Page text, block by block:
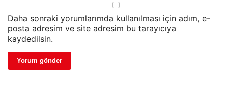
Daha sonraki yorumlarımda kullanılması için adım, e-
posta adresim ve site adresim bu tarayıcıya
kaydedilsin.